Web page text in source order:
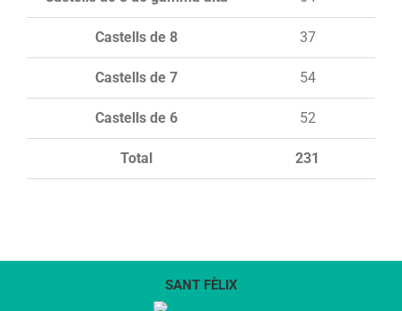
Total 231
Castells de 8 37
Castells de 7 54
Castells de 6 52
SANT FÈLIX